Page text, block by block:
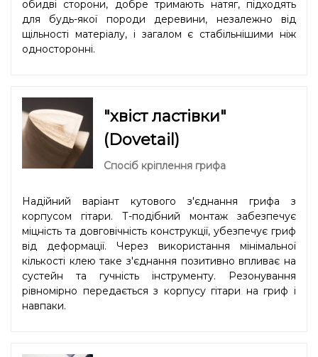
обидві сторони, добре тримають натяг, підходять
для будь-якої породи деревини, незалежно від
щільності матеріалу, і загалом є стабільнішими ніж
односторонні.
"хвіст ластівки"
(Dovetail)
Спосіб кріплення грифа
Надійний варіант кутового з'єднання грифа з
корпусом гітари. Т-подібний монтаж забезпечує
міцність та довговічність конструкції, убезпечує гриф
від деформації. Через використання мінімальної
кількості клею таке з'єднання позитивно впливає на
сустейн та гучність інструменту. Резонування
рівномірно передається з корпусу гітари на гриф і
навпаки.